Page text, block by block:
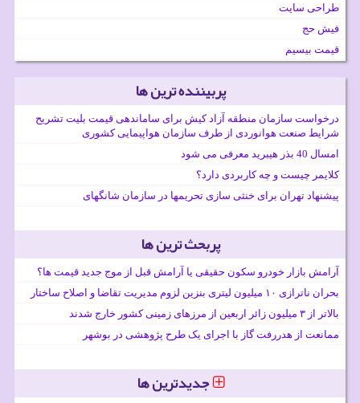
طراحی سایت
فیش حج
قیمت بیسیم
پربیننده ترین ها
درخواست سازمان منطقه آزاد کیش برای ساماندهی قیمت بلیت تشریح
شرایط صنعت هوانوردی از طرف سازمان هواپیمایی کشوری
امسال 40 بذر هیبرید معرفی می شود
کلایمر چیست و چه کاربردی دارد؟
پیشنهاد تهران برای خنثی سازی تحریمها در سازمان شانگهای
پربحث ترین ها
آرامش بازار خودرو سکون حقیقی یا آرامش قبل از موج جدید قیمت ها؟
بحران ناترازی ۱۰ میلیون لیتری بنزین لزوم مدیریت تقاضا و اصلاح ساختار
بالاتر از ۳ میلیون زائر اربعین از مرزهای زمینی کشور خارج شدند
ممانعت از هدررفت گاز با اجرای یک طرح پژوهشی در بوشهر
جدیدترین ها